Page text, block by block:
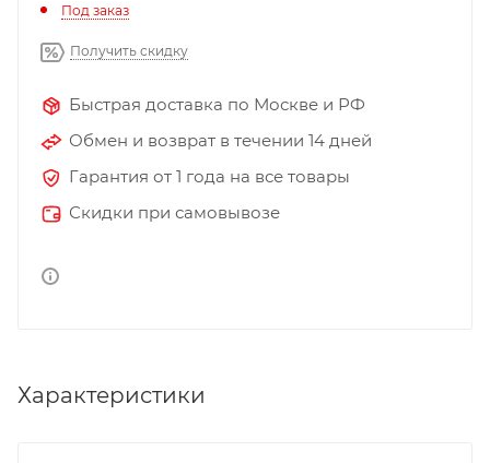
Под заказ
Получить скидку
Быстрая доставка по Москве и РФ
Обмен и возврат в течении 14 дней
Гарантия от 1 года на все товары
Скидки при самовывозе
Характеристики